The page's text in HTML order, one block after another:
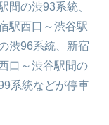
間の渋93系統、
駅西口～渋谷駅
渋96系統、新宿
口～渋谷駅間の
系統などが停車